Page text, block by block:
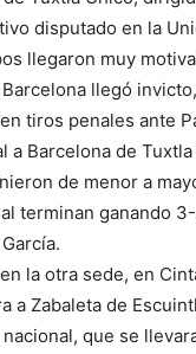
disputado en la
llegaron muy
llegó
tiros penales ante
a Barcelona de
de menor a
terminan ganando
la otra sede, en
a Zabaleta de
que se